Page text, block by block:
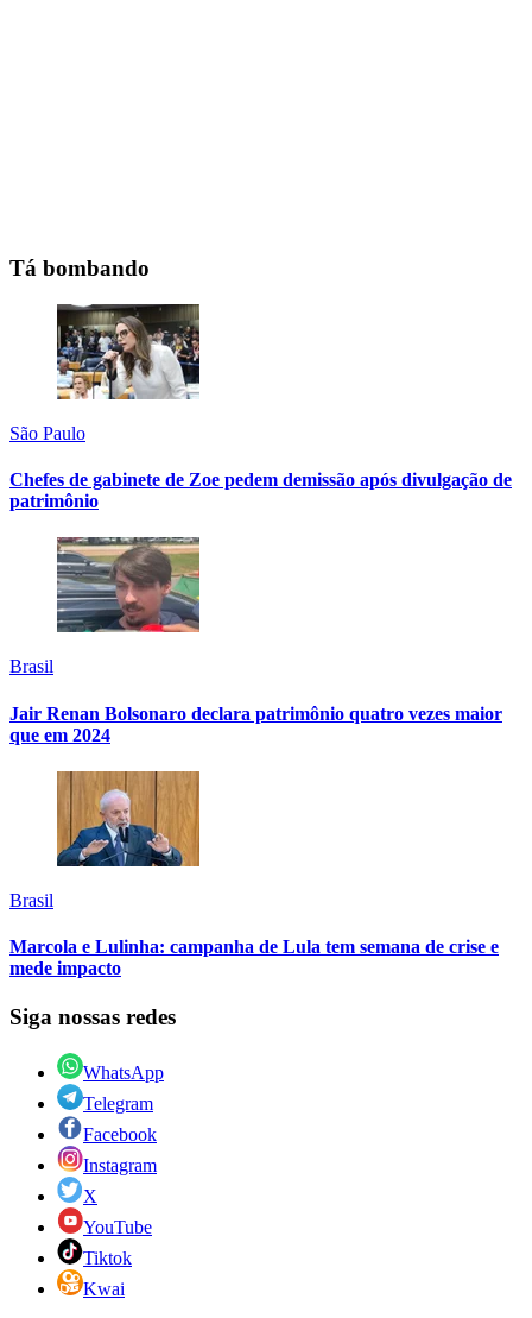
Tá bombando
São Paulo
Chefes de gabinete de Zoe pedem demissão após divulgação de
patrimônio
Brasil
Jair Renan Bolsonaro declara patrimônio quatro vezes maior
que em 2024
Brasil
Marcola e Lulinha: campanha de Lula tem semana de crise e
mede impacto
Siga nossas redes
WhatsApp
Telegram
Facebook
Instagram
X
YouTube
Tiktok
Kwai